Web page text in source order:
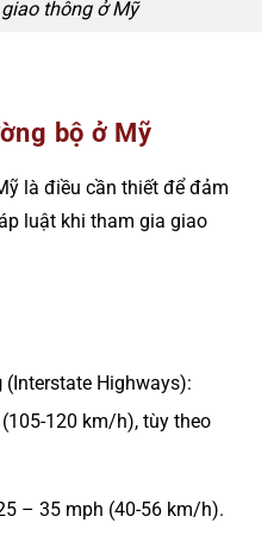
thông ở Mỹ
bộ ở Mỹ
là điều cần thiết để đảm
luật khi tham gia giao
(Interstate Highways):
120 km/h), tùy theo
– 35 mph (40-56 km/h).